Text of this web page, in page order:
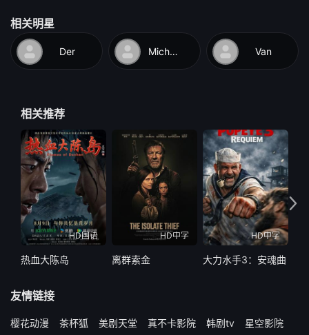
相关明星
Der Michelle Van
相关推荐
HD国语
热血大陈岛
HD中字
离群索金
HD中字
大力水手3：安魂曲
友情链接
樱花动漫 茶杯狐 美剧天堂 真不卡影院 韩剧tv 星空影院